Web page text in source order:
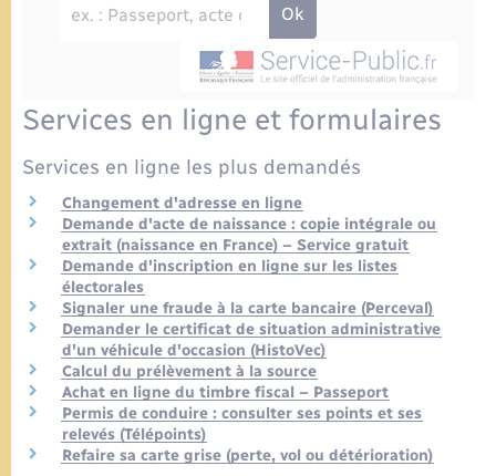
Parrainage civil
Recensement
Urbanisme
Nouvel habitant
Location de salle
Seniors
Transports
Contact
Services en ligne et formulaires
Services en ligne les plus demandés
Changement d'adresse en ligne
Demande d'acte de naissance : copie intégrale ou
extrait (naissance en France) – Service gratuit
Demande d'inscription en ligne sur les listes
électorales
Signaler une fraude à la carte bancaire (Perceval)
Demander le certificat de situation administrative
d'un véhicule d'occasion (HistoVec)
Calcul du prélèvement à la source
Achat en ligne du timbre fiscal – Passeport
Permis de conduire : consulter ses points et ses
relevés (Télépoints)
Refaire sa carte grise (perte, vol ou détérioration)